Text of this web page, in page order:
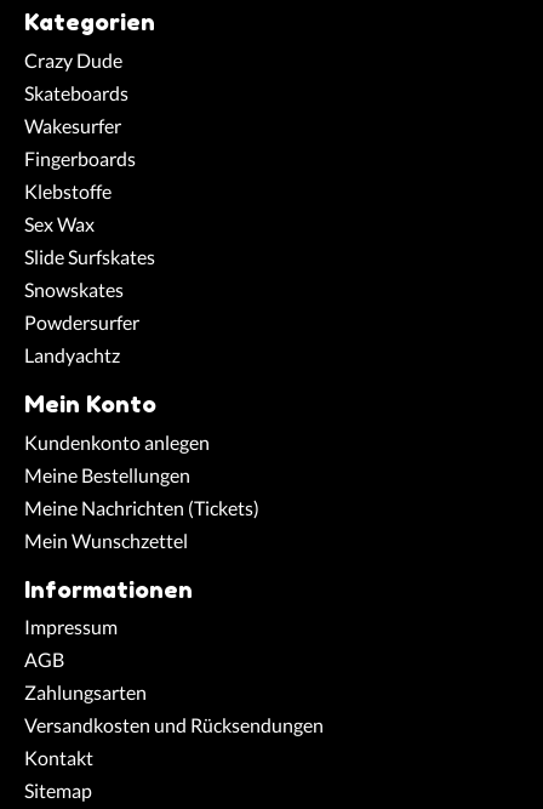
Kategorien
Crazy Dude
Skateboards
Wakesurfer
Fingerboards
Klebstoffe
Sex Wax
Slide Surfskates
Snowskates
Powdersurfer
Landyachtz
Mein Konto
Kundenkonto anlegen
Meine Bestellungen
Meine Nachrichten (Tickets)
Mein Wunschzettel
Informationen
Impressum
AGB
Zahlungsarten
Versandkosten und Rücksendungen
Kontakt
Sitemap